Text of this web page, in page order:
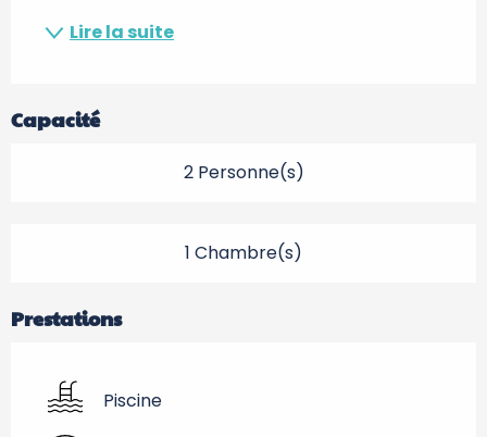
Lire la suite
Capacité
2 Personne(s)
1 Chambre(s)
Prestations
Piscine